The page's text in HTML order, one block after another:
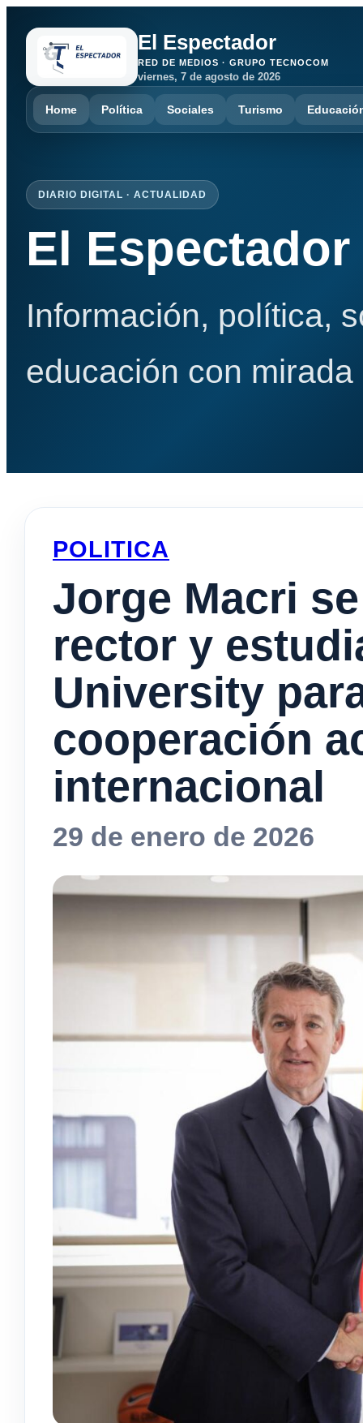
El Espectador
RED DE MEDIOS · GRUPO TECNOCOM
viernes, 7 de agosto de 2026
Home Política Sociales Turismo
DIARIO DIGITAL · ACTUALIDAD
El Espectador
Información, política,
educación con
POLITICA
Jorge Macri
rector y
University
cooperación
internacional
29 de enero de 2026